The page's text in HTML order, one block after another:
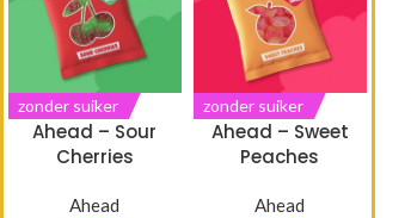
zonder suiker
Ahead – Sour
Cherries
Ahead
zonder suiker
Ahead – Sweet
Peaches
Ahead